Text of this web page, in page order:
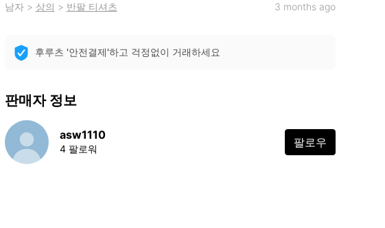
남자> 상의 > 반팔 티셔츠 3 months ago
후루츠 '안전결제'하고 걱정없이 거래하세요
판매자 정보
asw1110
4 팔로워 팔로우